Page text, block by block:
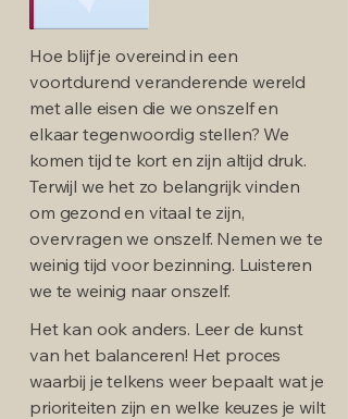
Hoe blijf je overeind in een
voortdurend veranderende wereld
met alle eisen die we onszelf en
elkaar tegenwoordig stellen? We
komen tijd te kort en zijn altijd druk.
Terwijl we het zo belangrijk vinden
om gezond en vitaal te zijn,
overvragen we onszelf. Nemen we te
weinig tijd voor bezinning. Luisteren
we te weinig naar onszelf.
Het kan ook anders. Leer de kunst
van het balanceren! Het proces
waarbij je telkens weer bepaalt wat je
prioriteiten zijn en welke keuzes je wilt